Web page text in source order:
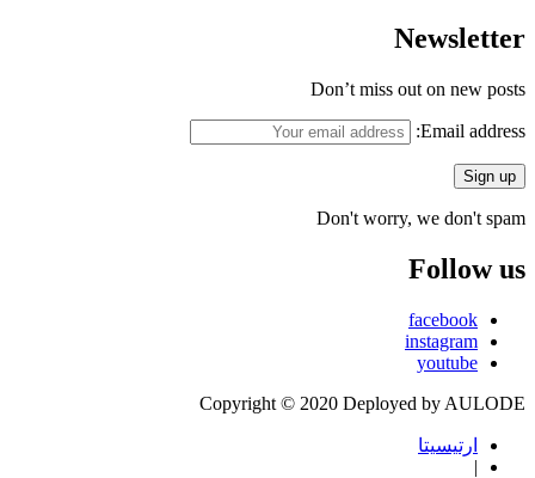
Newsletter
Don’t miss out on new posts
Email address:
Don't worry, we don't spam
Follow us
facebook
instagram
youtube
Copyright © 2020 Deployed by AULODE
ارتيسيتا
|